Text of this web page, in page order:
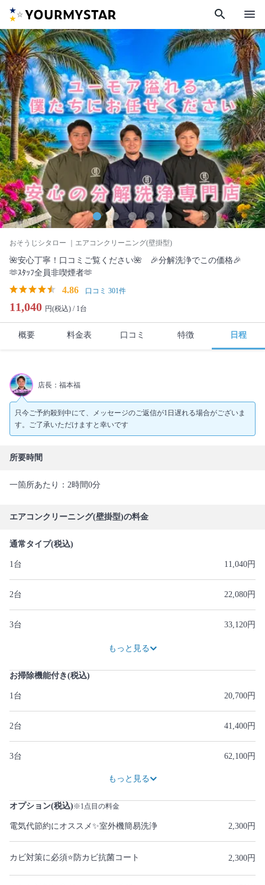
search menu
おそうじシタロー ｜エアコンクリーニング(壁掛型)
🌺安心丁寧！口コミご覧ください🌺 🎉分解洗浄でこの価格🎉
🫶ｽﾀｯﾌ全員非喫煙者🫶
4.86 口コミ 301件
11,040 円(税込) / 1台
概要 料金表 口コミ 特徴 日程
店長：福本福
只今ご予約殺到中にて、メッセージのご返信が1日遅れる場合がございま
す。ご了承いただけますと幸いです
所要時間
一箇所あたり：2時間0分
エアコンクリーニング(壁掛型)の料金
通常タイプ(税込)
1台 11,040円
2台 22,080円
3台
33,120円
もっと見る
お掃除機能付き(税込)
1台 20,700円
2台 41,400円
3台
62,100円
もっと見る
オプション(税込)※1点目の料金
電気代節約にオススメ✨室外機簡易洗浄 2,300円
カビ対策に必須⭐️防カビ抗菌コート 2,300円